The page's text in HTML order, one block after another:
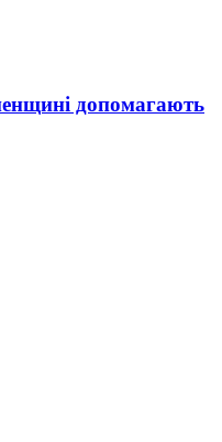
допомагають